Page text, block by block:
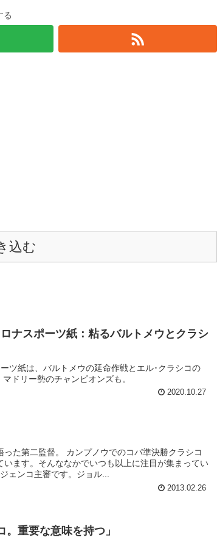
る
込む
ナスポーツ紙：粘るバルトメウとクラシ
ツ紙は、バルトメウの延命作戦とエル･クラシコの
ドリー勢のチャンピオンズも。
2020.10.27
た第二監督。 カンプノウでのコパ準決勝クラシコ
ます。そんななかでいつも以上に注目が集まってい
ェンコ主審です。ジョル...
2013.02.26
重要な意味を持つ」